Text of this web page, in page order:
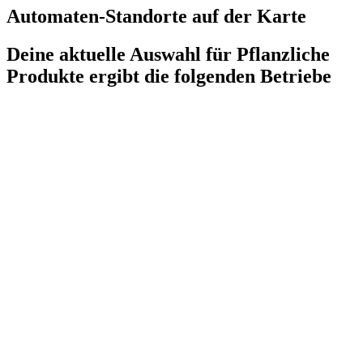
Automaten-Standorte auf der Karte
Deine aktuelle Auswahl für Pflanzliche
Produkte ergibt die folgenden Betriebe